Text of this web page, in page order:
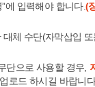
에 입력해야 합니다.(
체 수단(자막삽입
단으로 사용할 경우,
로드 하시길 바랍니